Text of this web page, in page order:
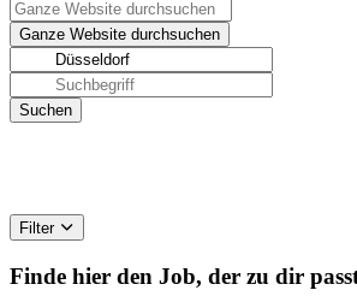
Filter
Finde hier den Job, der zu dir